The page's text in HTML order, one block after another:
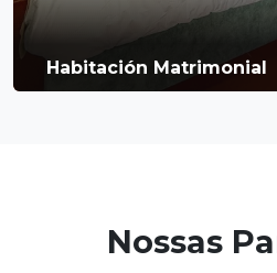
Habitación Matrimonial
alrededores de
Nossas